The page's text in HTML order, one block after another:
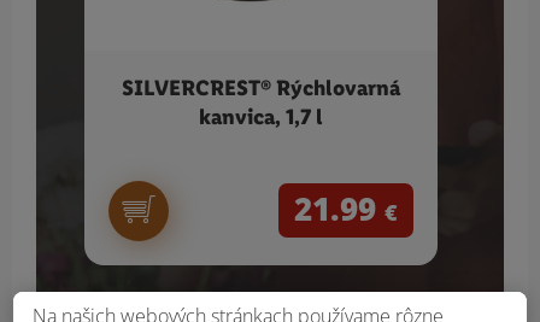
SILVERCREST® Rýchlovarná
kanvica, 1,7 l
21.99 €
Na našich webových stránkach používame rôzne